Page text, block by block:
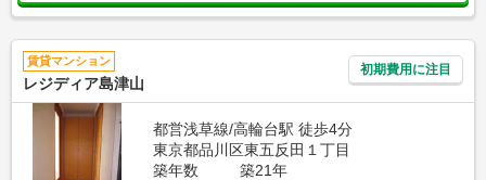
賃貸マンション
レジディア島津山
初期費用に注目
都営浅草線/高輪台駅 徒歩4分
東京都品川区東五反田１丁目
築年数
築21年